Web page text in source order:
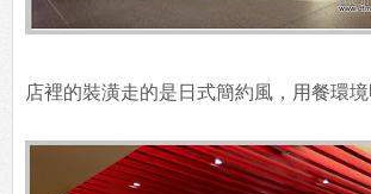
店裡的裝潢走的是日式簡約風，用餐環境